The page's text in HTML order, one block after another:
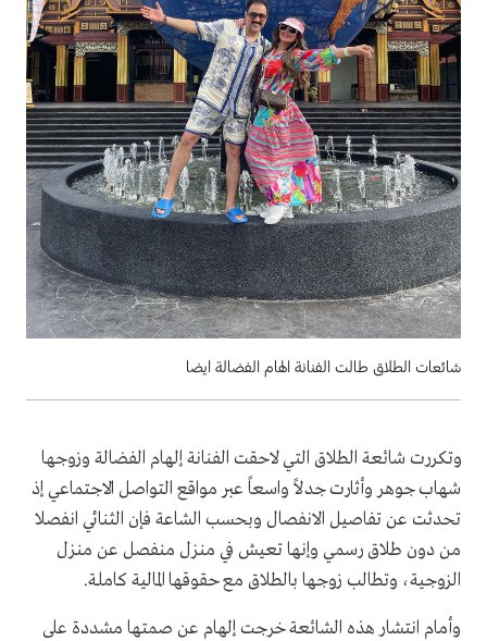
شائعات الطلاق طالت الفنانة الهام الفضالة ايضا
وتكررت شائعة الطلاق التي لاحقت الفنانة إلهام الفضالة وزوجها
شهاب جوهر وأثارت جدلاً واسعاً عبر مواقع التواصل الاجتماعي إذ
تحدثت عن تفاصيل الانفصال وبحسب الشاعة فإن الثنائي انفصلا
من دون طلاق رسمي وإنها تعيش في منزل منفصل عن منزل
الزوجية، وتطالب زوجها بالطلاق مع حقوقها المالية كاملة.
وأمام انتشار هذه الشائعة خرجت إلهام عن صمتها مشددة على